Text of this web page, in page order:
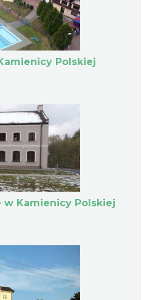
Polskiej
w Kamienicy Polskiej